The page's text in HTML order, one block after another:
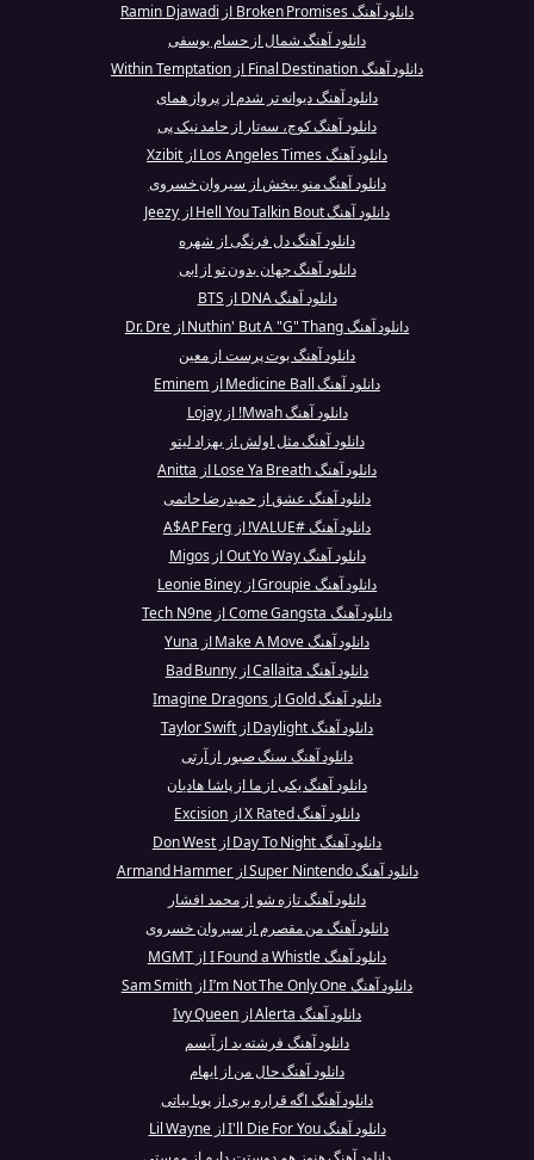
دانلود آهنگ Broken Promises از Ramin Djawadi
دانلود آهنگ شمال از حسام یوسفی
دانلود آهنگ Final Destination از Within Temptation
دانلود آهنگ دیوانه تر شدم از پرواز همای
دانلود آهنگ کوچ، سه‌تار از حامد نیک پی
دانلود آهنگ Los Angeles Times از Xzibit
دانلود آهنگ منو ببخش از سیروان خسروی
دانلود آهنگ Hell You Talkin Bout از Jeezy
دانلود آهنگ دل فرنگی از شهره
دانلود آهنگ جهان بدون تو از ابی
دانلود آهنگ DNA از BTS
دانلود آهنگ Nuthin' But A "G" Thang از Dr. Dre
دانلود آهنگ بوت پرست از معین
دانلود آهنگ Medicine Ball از Eminem
دانلود آهنگ Mwah! از Lojay
دانلود آهنگ مثل اولش از بهزاد لیتو
دانلود آهنگ Lose Ya Breath از Anitta
دانلود آهنگ عشق از حمیدرضا حاتمی
دانلود آهنگ #VALUE! از A$AP Ferg
دانلود آهنگ Out Yo Way از Migos
دانلود آهنگ Groupie از Leonie Biney
دانلود آهنگ Come Gangsta از Tech N9ne
دانلود آهنگ Make A Move از Yuna
دانلود آهنگ Callaita از Bad Bunny
دانلود آهنگ Gold از Imagine Dragons
دانلود آهنگ Daylight از Taylor Swift
دانلود آهنگ سنگ صبور از آرتی
دانلود آهنگ یکی از ما از پاشا هادیان
دانلود آهنگ X Rated از Excision
دانلود آهنگ Day To Night از Don West
دانلود آهنگ Super Nintendo از Armand Hammer
دانلود آهنگ تازه شو از محمد افشار
دانلود آهنگ من مقصرم از سیروان خسروی
دانلود آهنگ I Found a Whistle از MGMT
دانلود آهنگ I’m Not The Only One از Sam Smith
دانلود آهنگ Alerta از Ivy Queen
دانلود آهنگ فرشته بد از آیسم
دانلود آهنگ حال من از ایهام
دانلود آهنگ اگه قراره بری از پویا بیاتی
دانلود آهنگ I'll Die For You از Lil Wayne